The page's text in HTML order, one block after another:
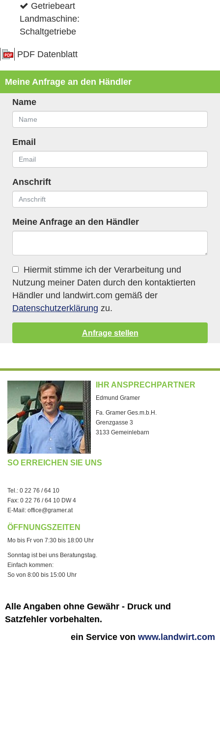
Getriebeart
Landmaschine:
Schaltgetriebe
PDF Datenblatt
Meine Anfrage an den Händler
Name
Email
Anschrift
Meine Anfrage an den Händler
Hiermit stimme ich der Verarbeitung und
Nutzung meiner Daten durch den kontaktierten
Händler und landwirt.com gemäß der
Datenschutzerklärung zu.
IHR ANSPRECHPARTNER
Edmund Gramer
Fa. Gramer Ges.m.b.H.
Grenzgasse 3
3133 Gemeinlebarn
SO ERREICHEN SIE UNS
Tel.: 0 22 76 / 64 10
Fax: 0 22 76 / 64 10 DW 4
E-Mail: office@gramer.at
ÖFFNUNGSZEITEN
Mo bis Fr von 7:30 bis 18:00 Uhr
Sonntag ist bei uns Beratungstag.
Einfach kommen:
So von 8:00 bis 15:00 Uhr
Alle Angaben ohne Gewähr - Druck und
Satzfehler vorbehalten.
ein Service von www.landwirt.com